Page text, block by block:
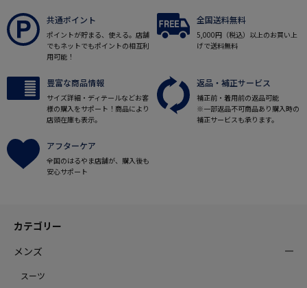
共通ポイント
ポイントが貯まる、使える。店舗
でもネットでもポイントの相互利
用可能！
全国送料無料
5,000円（税込）以上のお買い上
げで送料無料
豊富な商品情報
サイズ詳細・ディテールなどお客
様の購入をサポート！商品により
店頭在庫も表示。
返品・補正サービス
補正前・着用前の返品可能
※一部返品不可商品あり購入時の
補正サービスも承ります。
アフターケア
全国のはるやま店舗が、購入後も
安心サポート
カテゴリー
メンズ
スーツ